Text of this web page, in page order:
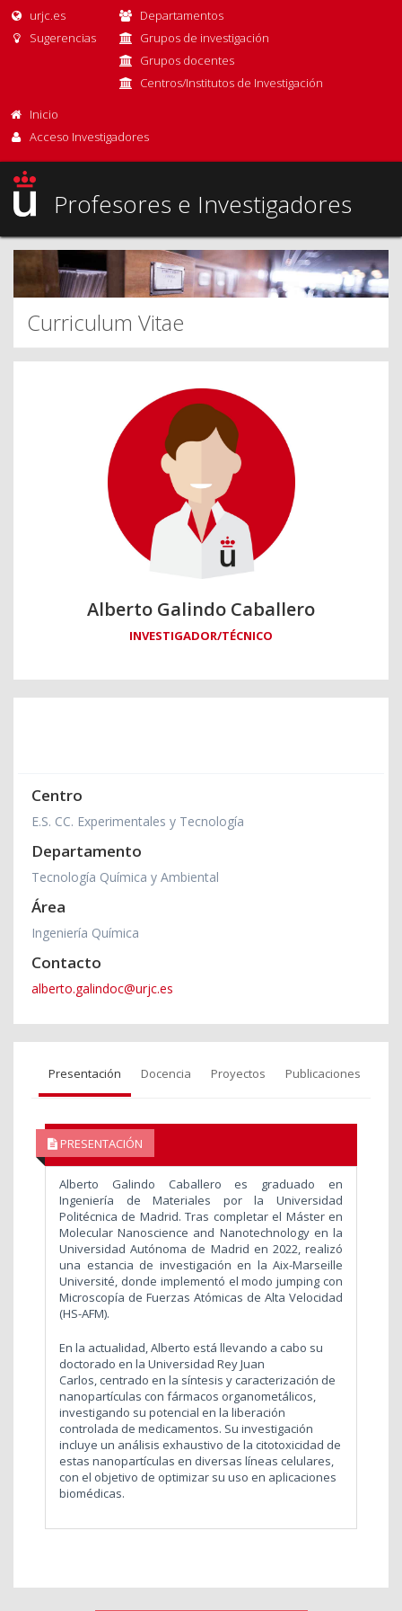
urjc.es
Sugerencias
Departamentos
Grupos de investigación
Grupos docentes
Centros/Institutos de Investigación
Inicio
Acceso Investigadores
Profesores e Investigadores
Curriculum Vitae
Alberto Galindo Caballero
INVESTIGADOR/TÉCNICO
Centro
E.S. CC. Experimentales y Tecnología
Departamento
Tecnología Química y Ambiental
Área
Ingeniería Química
Contacto
alberto.galindoc@urjc.es
Presentación Docencia Proyectos Publicaciones
PRESENTACIÓN
Alberto Galindo Caballero es graduado en
Ingeniería de Materiales por la Universidad
Politécnica de Madrid. Tras completar el Máster en
Molecular Nanoscience and Nanotechnology en la
Universidad Autónoma de Madrid en 2022, realizó
una estancia de investigación en la Aix-Marseille
Université, donde implementó el modo jumping con
Microscopía de Fuerzas Atómicas de Alta Velocidad
(HS-AFM).
En la actualidad, Alberto está llevando a cabo su
doctorado en la Universidad Rey Juan
Carlos, centrado en la síntesis y caracterización de
nanopartículas con fármacos organometálicos,
investigando su potencial en la liberación
controlada de medicamentos. Su investigación
incluye un análisis exhaustivo de la citotoxicidad de
estas nanopartículas en diversas líneas celulares,
con el objetivo de optimizar su uso en aplicaciones
biomédicas.